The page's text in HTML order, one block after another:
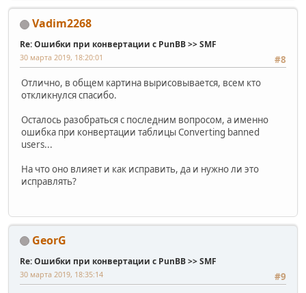
Vadim2268
Re: Ошибки при конвертации с PunBB >> SMF
#8
30 марта 2019, 18:20:01
Отлично, в общем картина вырисовывается, всем кто
откликнулся спасибо.
Осталось разобраться с последним вопросом, а именно
ошибка при конвертации таблицы Converting banned
users...
На что оно влияет и как исправить, да и нужно ли это
исправлять?
GeorG
Re: Ошибки при конвертации с PunBB >> SMF
#9
30 марта 2019, 18:35:14